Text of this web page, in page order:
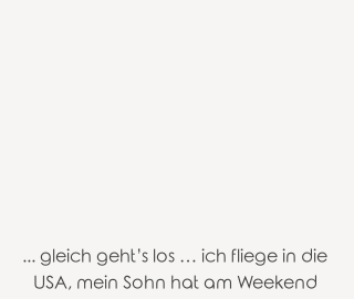
... gleich geht’s los … ich fliege in die
USA, mein Sohn hat am Weekend